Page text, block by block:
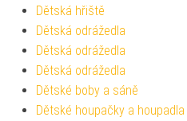
Dětská hřiště
Dětská odrážedla
Dětská odrážedla
Dětská odrážedla
Dětské boby a sáně
Dětské houpačky a houpadla